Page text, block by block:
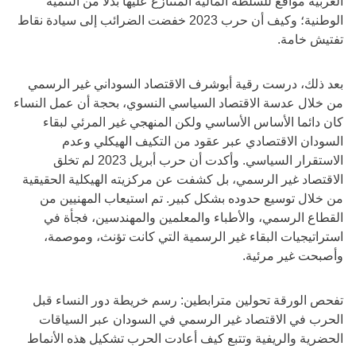
الوطنية؛ وكيف أن حرب 2023 خفضت الضرائب إلى سيادة نقاط
تفتيش خامة.
بعد ذلك، درست رقية أبوشرف الاقتصاد السوداني غير الرسمي
من خلال عدسة الاقتصاد السياسي النسوي، بحجة أن عمل النساء
كان دائما الأساس الأساسي ولكن المنهجي غير المرئي لبقاء
السودان الاقتصادي عبر عقود من التكيف الهيكلي وعدم
الاستقرار السياسي. وأكدت أن حرب أبريل 2023 لم تخلق
الاقتصاد غير الرسمي، بل كشفت عن مركزيته الهيكلية الحقيقية
من خلال توسيع حدوده بشكل كبير. تم استيعاب المهنيين من
القطاع الرسمي، والأطباء والمعلمين والمهندسين، فجأة في
استراتيجيات البقاء غير الرسمية التي كانت تؤنث، وموصمة،
وأصبحت غير مرئية.
تفحص الورقة تحولين مترابطين: رسم خريطة دور النساء قبل
الحرب في الاقتصاد غير الرسمي في السودان عبر السياقات
الحضرية والريفية وتتبع كيف أعادت الحرب تشكيل هذه الأنماط